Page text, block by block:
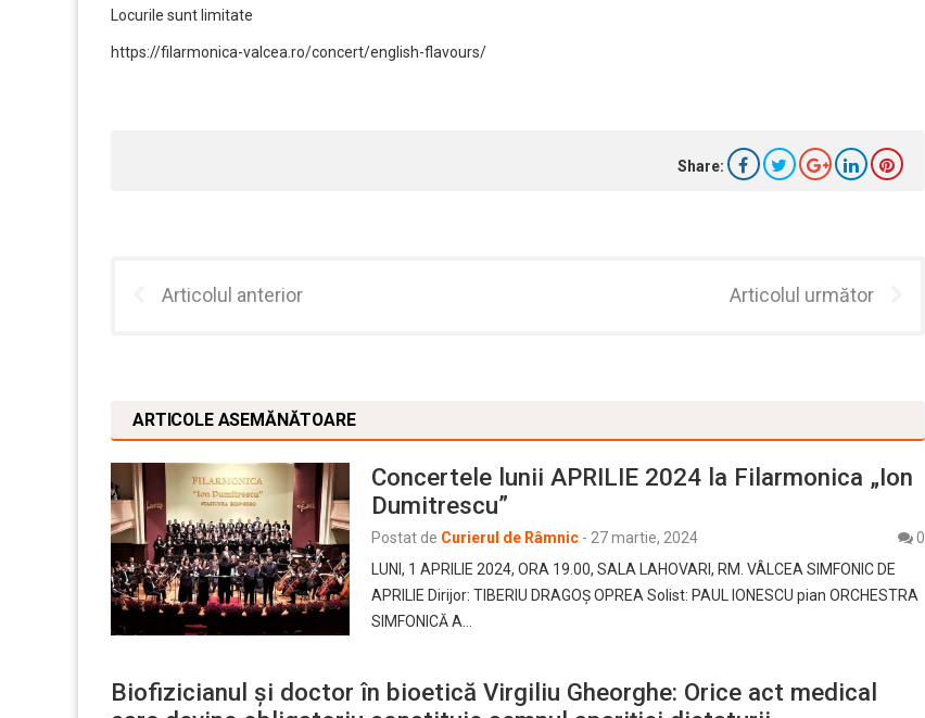
Locurile sunt limitate
https://filarmonica-valcea.ro/concert/english-flavours/
Share:
Articolul anterior Articolul următor
ARTICOLE ASEMĂNĂTOARE
Concertele lunii APRILIE 2024 la Filarmonica „Ion
Dumitrescu”
Postat de Curierul de Râmnic - 27 martie, 2024
0
LUNI, 1 APRILIE 2024, ORA 19.00, SALA LAHOVARI, RM. VÂLCEA SIMFONIC DE
APRILIE Dirijor: TIBERIU DRAGOȘ OPREA Solist: PAUL IONESCU pian ORCHESTRA
SIMFONICĂ A…
Biofizicianul și doctor în bioetică Virgiliu Gheorghe: Orice act medical